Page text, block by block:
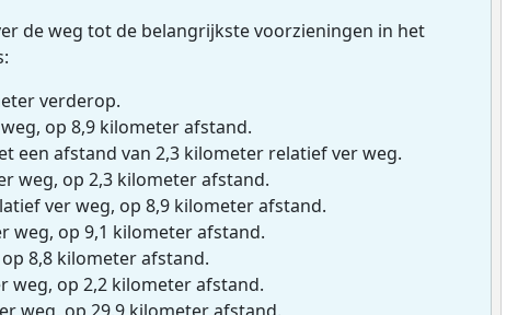
de weg tot de belangrijkste voorzieningen in het
verderop.
op 8,9 kilometer afstand.
een afstand van 2,3 kilometer relatief ver weg.
weg, op 2,3 kilometer afstand.
ver weg, op 8,9 kilometer afstand.
weg, op 9,1 kilometer afstand.
8,8 kilometer afstand.
weg, op 2,2 kilometer afstand.